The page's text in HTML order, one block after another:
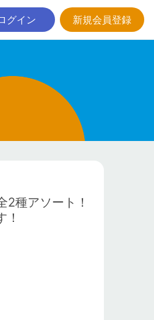
グイン 新規会員登録
種アソート！